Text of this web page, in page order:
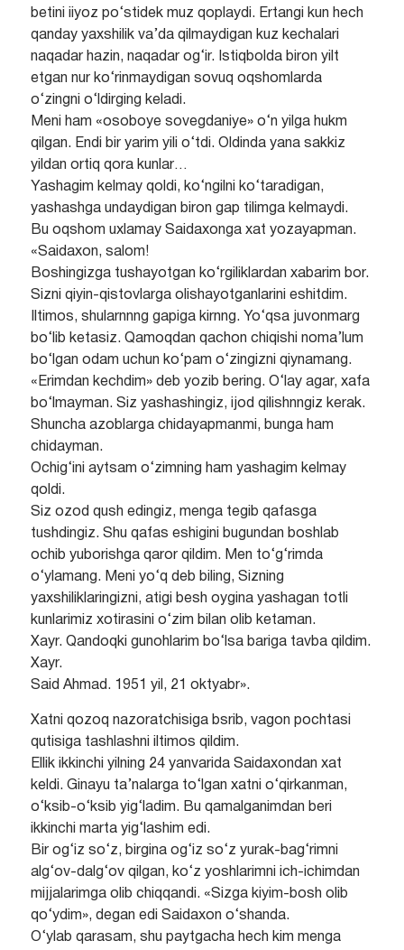
betini iiyoz po‘stidek muz qoplaydi. Ertangi kun hech
qanday yaxshilik va’da qilmaydigan kuz kechalari
naqadar hazin, naqadar og‘ir. Istiqbolda biron yilt
etgan nur ko‘rinmaydigan sovuq oqshomlarda
o‘zingni o‘ldirging keladi.
Meni ham «osoboye sovegdaniye» o‘n yilga hukm
qilgan. Endi bir yarim yili o‘tdi. Oldinda yana sakkiz
yildan ortiq qora kunlar…
Yashagim kelmay qoldi, ko‘ngilni ko‘taradigan,
yashashga undaydigan biron gap tilimga kelmaydi.
Bu oqshom uxlamay Saidaxonga xat yozayapman.
«Saidaxon, salom!
Boshingizga tushayotgan ko‘rgiliklardan xabarim bor.
Sizni qiyin-qistovlarga olishayotganlarini eshitdim.
Iltimos, shularnnng gapiga kirnng. Yo‘qsa juvonmarg
bo‘lib ketasiz. Qamoqdan qachon chiqishi noma’lum
bo‘lgan odam uchun ko‘pam o‘zingizni qiynamang.
«Erimdan kechdim» deb yozib bering. O‘lay agar, xafa
bo‘lmayman. Siz yashashingiz, ijod qilishnngiz kerak.
Shuncha azoblarga chidayapmanmi, bunga ham
chidayman.
Ochig‘ini aytsam o‘zimning ham yashagim kelmay
qoldi.
Siz ozod qush edingiz, menga tegib qafasga
tushdingiz. Shu qafas eshigini bugundan boshlab
ochib yuborishga qaror qildim. Men to‘g‘rimda
o‘ylamang. Meni yo‘q deb biling, Sizning
yaxshiliklaringizni, atigi besh oygina yashagan totli
kunlarimiz xotirasini o‘zim bilan olib ketaman.
Xayr. Qandoqki gunohlarim bo‘lsa bariga tavba qildim.
Xayr.
Said Ahmad. 1951 yil, 21 oktyabr».
Xatni qozoq nazoratchisiga bsrib, vagon pochtasi
qutisiga tashlashni iltimos qildim.
Ellik ikkinchi yilning 24 yanvarida Saidaxondan xat
keldi. Ginayu ta’nalarga to‘lgan xatni o‘qirkanman,
o‘ksib-o‘ksib yig‘ladim. Bu qamalganimdan beri
ikkinchi marta yig‘lashim edi.
Bir og‘iz so‘z, birgina og‘iz so‘z yurak-bag‘rimni
alg‘ov-dalg‘ov qilgan, ko‘z yoshlarimni ich-ichimdan
mijjalarimga olib chiqqandi. «Sizga kiyim-bosh olib
qo‘ydim», degan edi Saidaxon o‘shanda.
O‘ylab qarasam, shu paytgacha hech kim menga